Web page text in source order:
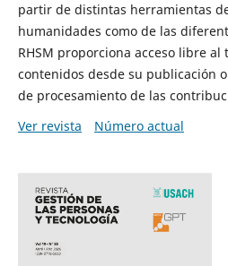
partir de distintas herramientas
humanidades como de las
RHSM proporciona acceso libre al
contenidos desde su publicación
de procesamiento de las
Ver revista
Número actual